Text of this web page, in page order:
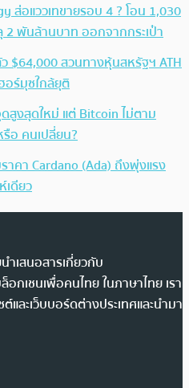
ส่อแววเทขายรอบ 4 ? โอน 1,030
2 พันล้านบาท ออกจากกระเป๋า
$64,000 สวนทางหุ้นสหรัฐฯ ATH
ร์มุซใกล้ยุติ
สูงสุดใหม่ แต่ Bitcoin ไม่ตาม
อ คนเปลี่ยน?
าคา Cardano (Ada) ถึงพุ่งแรง
เดียว
ำเสนอสารเกี่ยวกับ
อกเชนเพื่อคนไทย ในภาษาไทย เรา
ละเว็บบอร์ดต่างประเทศและนำมา